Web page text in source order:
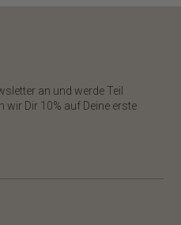
an und werde Teil
wir Dir 10% auf Deine erste